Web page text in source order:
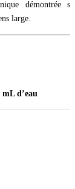
démontrée
large.
d’eau